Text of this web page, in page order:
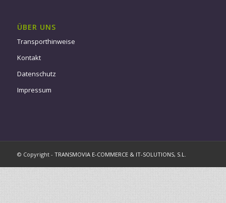
ÜBER UNS
Transporthinweise
Kontakt
Datenschutz
Impressum
© Copyright - TRANSMOVIA E-COMMERCE & IT-SOLUTIONS, S.L.